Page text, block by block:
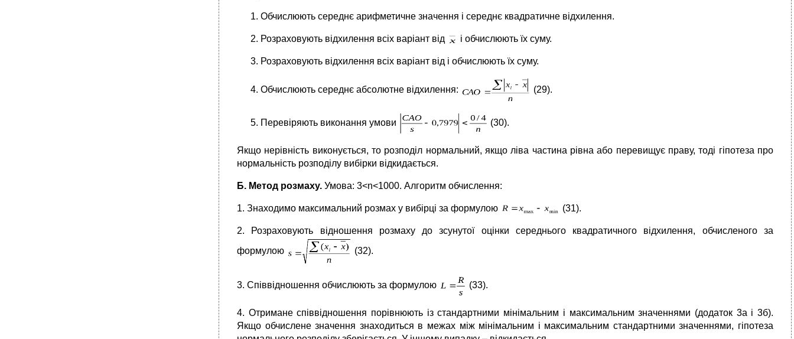
Обчислюють середнє арифметичне значення і середнє квадратичне відхилення.
Розраховують відхилення всіх варіант від і обчислюють їх суму.
Розраховують відхилення всіх варіант від і обчислюють їх суму.
Обчислюють середнє абсолютне відхилення: (29).
Перевіряють виконання умови (30).
Якщо нерівність виконується, то розподіл нормальний, якщо ліва частина рівна або перевищує праву, тоді гіпотеза про
нормальність розподілу вибірки відкидається.
Б. Метод розмаху. Умова: 3<n<1000. Алгоритм обчислення:
1. Знаходимо максимальний розмах у вибірці за формулою (31).
2. Розраховують відношення розмаху до зсунутої оцінки середнього квадратичного відхилення, обчисленого за
формулою
(32).
3. Співвідношення обчислюють за формулою (33).
4. Отримане співвідношення порівнюють із стандартними мінімальним і максимальним значеннями (додаток 3а і 3б).
Якщо обчислене значення знаходиться в межах між мінімальним і максимальним стандартними значеннями, гіпотеза